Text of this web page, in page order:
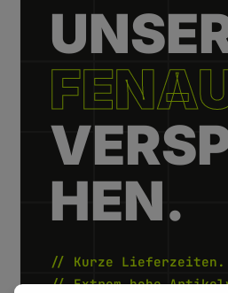
HEN.
// Kurze Lieferzeiten.
// Extrem hohe